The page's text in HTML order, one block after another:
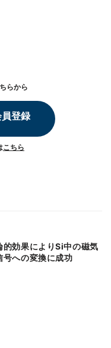
らから
登録
こちら
的効果によりSi中の磁気
号への変換に成功